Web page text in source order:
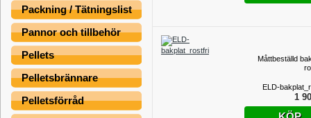
Packning / Tätningslist
Pannor och tillbehör
Pellets
Pelletsbrännare
Pelletsförråd
Måttbeställd
ELD-
1